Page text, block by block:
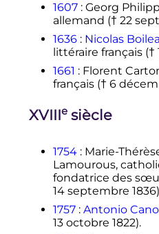
1607 : Georg
allemand († 22
1636 : Nicolas
littéraire français (†
1661 : Florent
français († 6
XVIIIe siècle
1754 : Marie-
Lamourous,
fondatrice des
14 septembre 1836
1757 : Antonio
13 octobre 1822).